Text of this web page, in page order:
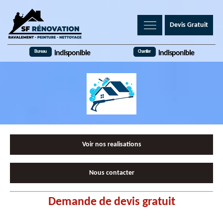
Devis Gratuit
Bureau indisponible Chantier indisponible
Voir nos realisations
Nous contacter
Demande de devis gratuit